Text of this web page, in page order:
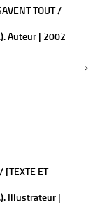
TOUT /
Auteur | 2002
[TEXTE ET
Illustrateur |